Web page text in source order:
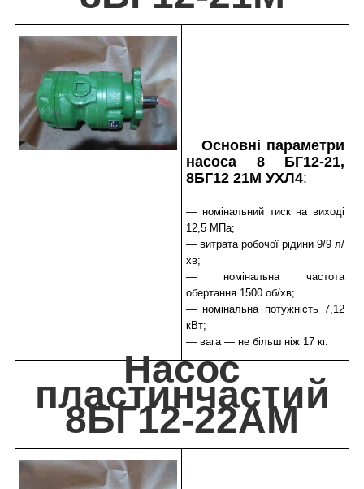
Основні параметри
насоса 8 БГ12-21,
8БГ12 21М УХЛ4:
— номінальний тиск на виході
12,5 МПа;
— витрата робочої рідини 9/9 л/
хв;
— номінальна частота
обертання 1500 об/хв;
— номінальна потужність 7,12
кВт;
— вага — не більш ніж 17 кг.
Насос
пластинчастий
8БГ12-22АМ